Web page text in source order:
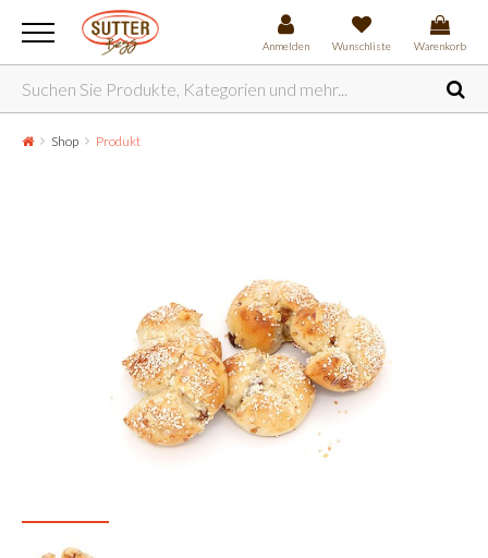
Anmelden Wunschliste Warenkorb
Shop Produkt